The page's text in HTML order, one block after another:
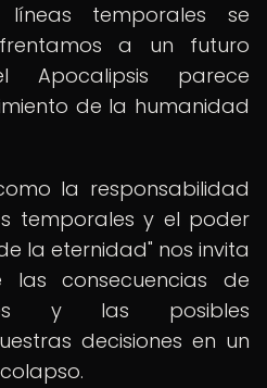
temporales se
a un futuro
Apocalipsis parece
de la humanidad
la responsabilidad
temporales y el poder
la eternidad" nos invita
las consecuencias de
y las posibles
decisiones en un